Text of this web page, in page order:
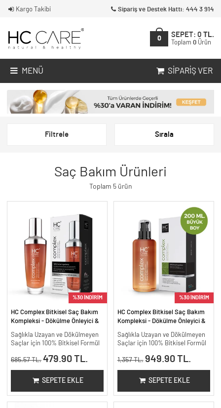
Kargo Takibi Sipariş ve Destek Hattı: 444 3 914
0
SEPET: 0 TL.
Toplam 0 Ürün
MENÜ SIPARIŞ VER
Filtrele Sırala
Saç Bakım Ürünleri
Toplam 5 ürün
%30 İNDİRİM
HC Complex Bitkisel Saç Bakım
Kompleksi - Dökülme Önleyici &
100 ml
Sağlıkla Uzayan ve Dökülmeyen
Saçlar için 100% Bitkisel Formül
685.57 TL. 479.90 TL.
SEPETE EKLE
%30 İNDİRİM
HC Complex Bitkisel Saç Bakım
Kompleksi - Dökülme Önleyici &
200 ml.
Sağlıkla Uzayan ve Dökülmeyen
Saçlar için 100% Bitkisel Formül
1,357 TL. 949.90 TL.
SEPETE EKLE